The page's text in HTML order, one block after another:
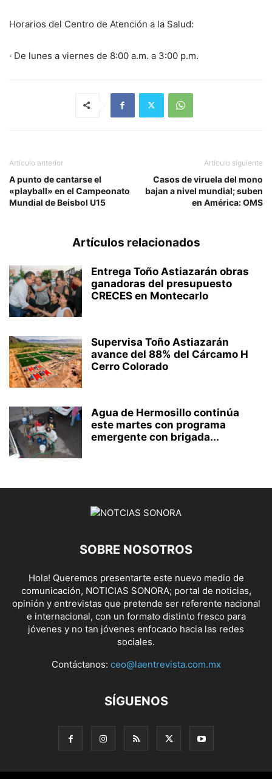
Horarios del Centro de Atención a la Salud:
· De lunes a viernes de 8:00 a.m. a 3:00 p.m.
Artículo anterior
A punto de cantarse el
«playball» en el Campeonato
Mundial de Beisbol U15
Artículo siguiente
Casos de viruela del mono
bajan a nivel mundial; suben
en América: OMS
Artículos relacionados
Entrega Toño Astiazarán obras
ganadoras del presupuesto
CRECES en Montecarlo
Supervisa Toño Astiazarán
avance del 88% del Cárcamo H
Cerro Colorado
Agua de Hermosillo continúa
este martes con programa
emergente con brigada...
SOBRE NOSOTROS
Hola! Queremos presentarte este nuevo medio de
comunicación, NOTICIAS SONORA; portal de noticias,
opinión y entrevistas que pretende ser referente nacional
e internacional, con un formato distinto fresco para
jóvenes y no tan jóvenes enfocado hacia las redes
sociales.
Contáctanos: ceo@laentrevista.com.mx
SÍGUENOS